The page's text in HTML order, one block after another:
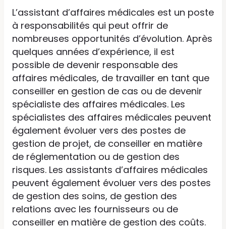
L’assistant d’affaires médicales est un poste
à responsabilités qui peut offrir de
nombreuses opportunités d’évolution. Après
quelques années d’expérience, il est
possible de devenir responsable des
affaires médicales, de travailler en tant que
conseiller en gestion de cas ou de devenir
spécialiste des affaires médicales. Les
spécialistes des affaires médicales peuvent
également évoluer vers des postes de
gestion de projet, de conseiller en matière
de réglementation ou de gestion des
risques. Les assistants d’affaires médicales
peuvent également évoluer vers des postes
de gestion des soins, de gestion des
relations avec les fournisseurs ou de
conseiller en matière de gestion des coûts.